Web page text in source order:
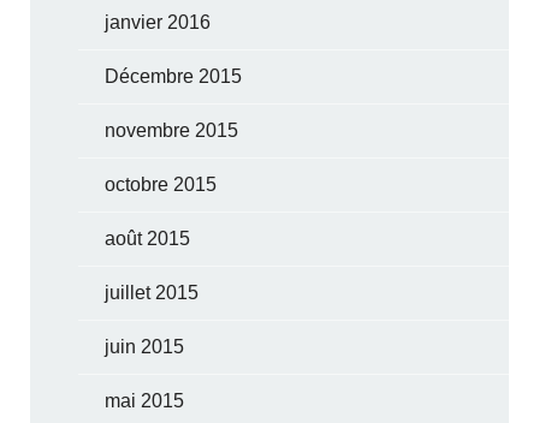
janvier 2016
Décembre 2015
novembre 2015
octobre 2015
août 2015
juillet 2015
juin 2015
mai 2015